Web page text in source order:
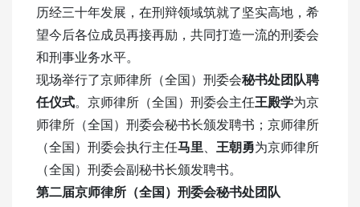
历经三十年发展，在刑辩领域筑就了坚实高地，希
望今后各位成员再接再励，共同打造一流的刑委会
和刑事业务水平。
现场举行了京师律所（全国）刑委会秘书处团队聘
任仪式。京师律所（全国）刑委会主任王殿学为京
师律所（全国）刑委会秘书长颁发聘书；京师律所
（全国）刑委会执行主任马里、 王朝勇为京师律所
（全国）刑委会副秘书长颁发聘书。
第二届京师律所（全国）刑委会秘书处团队